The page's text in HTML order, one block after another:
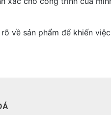
về sản phẩm để khiến